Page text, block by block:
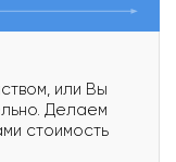
или Вы
Делаем
стоимость